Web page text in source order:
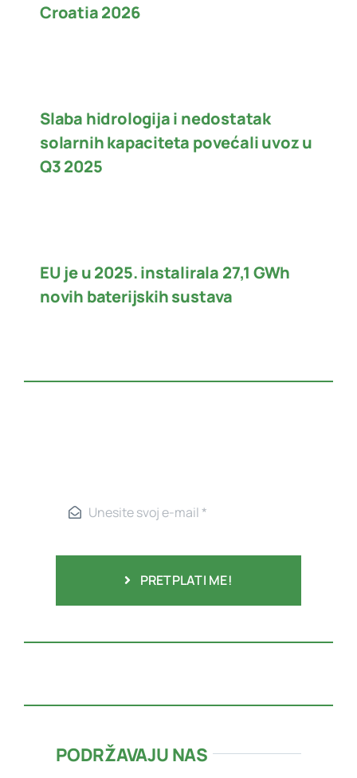
Croatia 2026
Slaba hidrologija i nedostatak
solarnih kapaciteta povećali uvoz u
Q3 2025
EU je u 2025. instalirala 27,1 GWh
novih baterijskih sustava
PRETPLATI ME!
PODRŽAVAJU NAS